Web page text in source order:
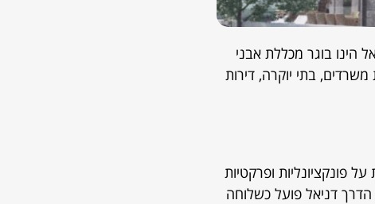
הינו בוגר מכללת אבני
משרדים, בתי יוקרה, דירות
פונקציונליות ופרקטיות
הדרך דניאל פועל כשלוחה